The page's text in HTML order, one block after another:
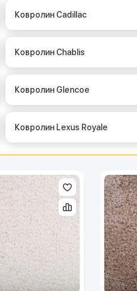
Ковролин Cadillac
Ковролин Chablis
Ковролин Glencoe
Ковролин Lexus Royale